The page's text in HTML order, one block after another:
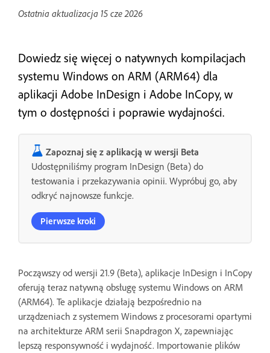
Ostatnia aktualizacja 15 cze 2026
Dowiedz się więcej o natywnych kompilacjach
systemu Windows on ARM (ARM64) dla
aplikacji Adobe InDesign i Adobe InCopy, w
tym o dostępności i poprawie wydajności.
Zapoznaj się z aplikacją w wersji Beta
Udostępniliśmy program InDesign (Beta) do
testowania i przekazywania opinii. Wypróbuj go, aby
odkryć najnowsze funkcje.
Pierwsze kroki
Począwszy od wersji 21.9 (Beta), aplikacje InDesign i InCopy
oferują teraz natywną obsługę systemu Windows on ARM
(ARM64). Te aplikacje działają bezpośrednio na
urządzeniach z systemem Windows z procesorami opartymi
na architekturze ARM serii Snapdragon X, zapewniając
lepszą responsywność i wydajność. Importowanie plików